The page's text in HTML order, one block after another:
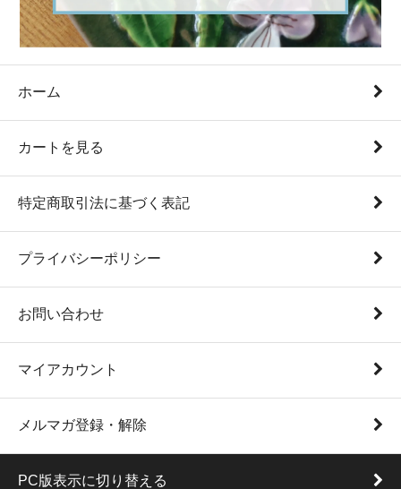
ホーム
カートを見る
特定商取引法に基づく表記
プライバシーポリシー
お問い合わせ
マイアカウント
メルマガ登録・解除
PC版表示に切り替える